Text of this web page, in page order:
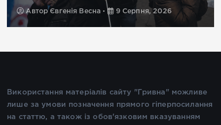
Автор Євгенія Весна 9 Серпня, 2026
Використання матеріалів сайту "Гривна" можливе
лише за умови позначення прямого гіперпосилання
на статтю, а також із обов'язковим вказуванням